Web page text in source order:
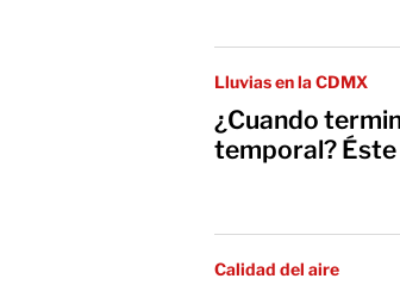
Lluvias en la CDMX
¿Cuando
temporal?
Calidad del aire